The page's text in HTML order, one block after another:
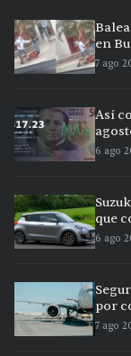
en
7 ago
Así
6 ago
que
6 ago
por
7 ago